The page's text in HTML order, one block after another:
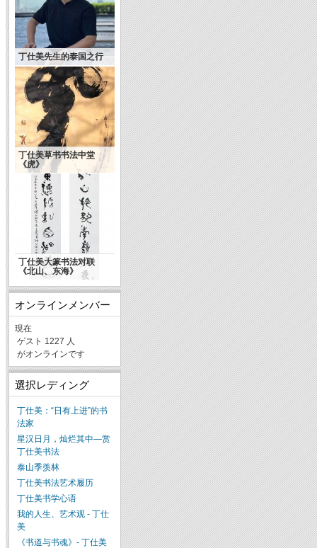
丁仕美先生的泰国之行
中国书法：中华文化的
代表性符号
丁仕美草书书法中堂
《虎》
丁仕美大篆书法对联
《北山、东海》
オンラインメンバー
現在
ゲスト 1227 人
がオンラインです
選択レディング
丁仕美：“日有上进”的书
法家
星汉日月，灿烂其中—赏
丁仕美书法
泰山季羡林
丁仕美书法艺术履历
丁仕美书学心语
我的人生、艺术观 - 丁仕
美
《书道与书魂》- 丁仕美